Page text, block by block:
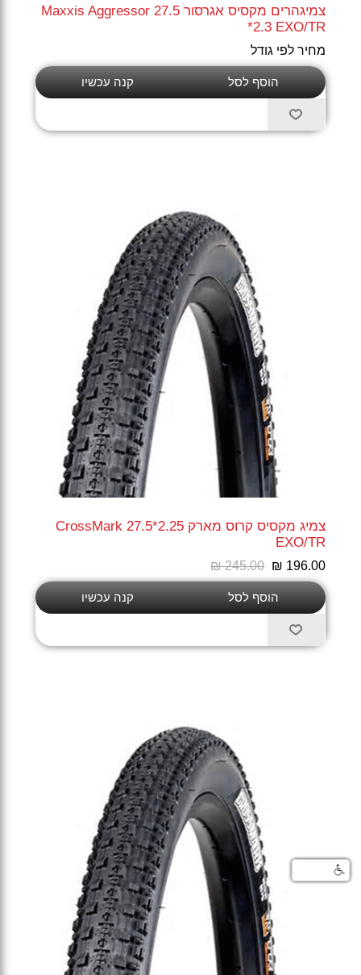
צמיגהרים מקסיס אגרסור Maxxis Aggressor 27.5
*2.3 EXO/TR
מחיר לפי גודל
צמיג מקסיס קרוס מארק CrossMark 27.5*2.25
EXO/TR
₪ 245.00 ₪ 196.00